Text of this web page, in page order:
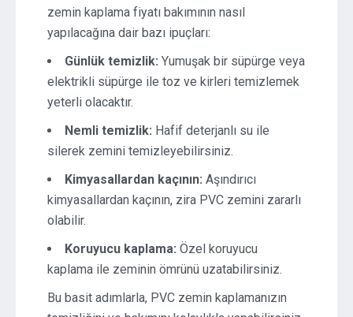
zemin kaplama fiyatı bakımının nasıl
yapılacağına dair bazı ipuçları:
Günlük temizlik: Yumuşak bir süpürge veya
elektrikli süpürge ile toz ve kirleri temizlemek
yeterli olacaktır.
Nemli temizlik: Hafif deterjanlı su ile
silerek zemini temizleyebilirsiniz.
Kimyasallardan kaçının: Aşındırıcı
kimyasallardan kaçının, zira PVC zemini zararlı
olabilir.
Koruyucu kaplama: Özel koruyucu
kaplama ile zeminin ömrünü uzatabilirsiniz.
Bu basit adımlarla, PVC zemin kaplamanızın